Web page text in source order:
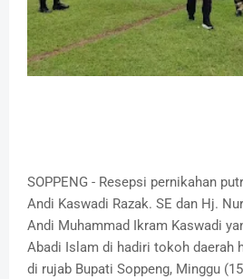
SOPPENG - Resepsi pernikahan
Andi Kaswadi Razak. SE dan Hj.
Andi Muhammad Ikram Kaswadi
Abadi Islam di hadiri tokoh daerah
di rujab Bupati Soppeng, Minggu